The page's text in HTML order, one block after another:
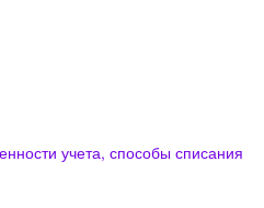
учета, способы списания